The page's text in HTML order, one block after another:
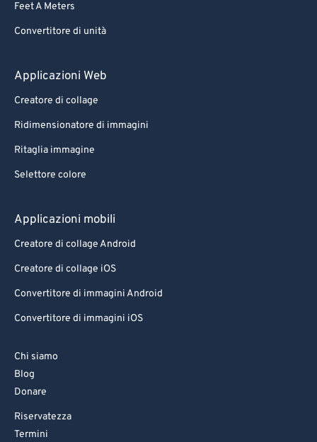
Feet A Meters
Convertitore di unità
Applicazioni Web
Creatore di collage
Ridimensionatore di immagini
Ritaglia immagine
Selettore colore
Applicazioni mobili
Creatore di collage Android
Creatore di collage iOS
Convertitore di immagini Android
Convertitore di immagini iOS
Chi siamo
Blog
Donare
Riservatezza
Termini